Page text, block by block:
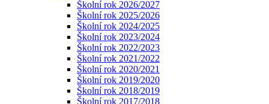
Školní rok 2026/2027
Školní rok 2025/2026
Školní rok 2024/2025
Školní rok 2023/2024
Školní rok 2022/2023
Školní rok 2021/2022
Školní rok 2020/2021
Školní rok 2019/2020
Školní rok 2018/2019
Školní rok 2017/2018